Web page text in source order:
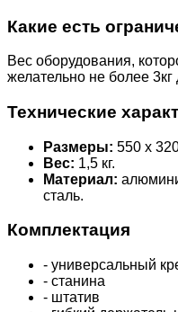
Какие есть
Вес оборудования,
желательно не более
Технические
Размеры: 550 х
Вес: 1,5 кг.
Материал:
сталь.
Комплектация
- универсальный
- станина
- штатив